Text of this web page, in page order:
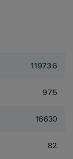
11973.6
97.5
16630
82